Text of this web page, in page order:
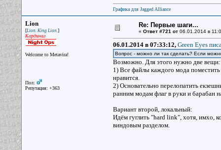
Графика для Jagged Alliance
Lion
[Lion. King Lion.]
Кардинал
Welcome to Metavira!
Пол:
Репутация: +363
Re: Первые шаги...
« Ответ #721 от06.01.2014 в
06.01.2014 в 07:33:12, Green Eyes
Вопрос - можно ли так сделать? Если
Возможно. Для этого нужно две
1) Все файлы каждого мода поместить
нравится.
2) Основательно перелопатить
ранним модам флаг в руки и барабан
Вариант второй, локальный:
Идём гуглить "hard link", хотя, имхо,
виндовым разделом.